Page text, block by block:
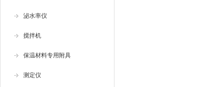
泌水率仪
搅拌机
保温材料专用附具
测定仪